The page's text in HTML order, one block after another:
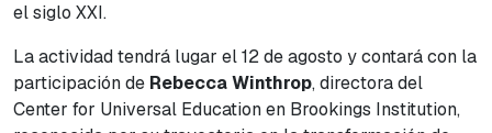
el siglo XXI.
La actividad tendrá lugar el 12 de agosto y contará con la
participación de Rebecca Winthrop, directora del
Center for Universal Educationen Brookings Institution,